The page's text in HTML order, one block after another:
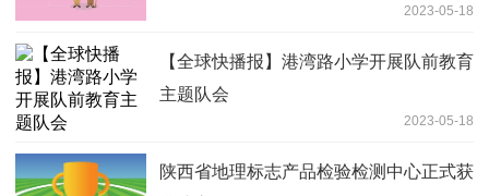
2023-05-18
【全球快播报】港湾路小学开展队前教育
主题队会
2023-05-18
陕西省地理标志产品检验检测中心正式获